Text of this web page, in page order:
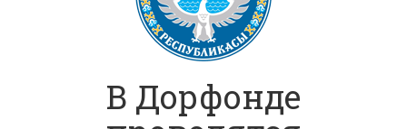
В Дорфонде